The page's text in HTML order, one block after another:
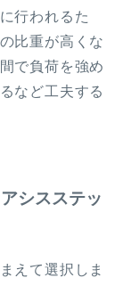
行われるた
比重が高くな
で負荷を強め
など工夫する
シスステッ
えて選択しま